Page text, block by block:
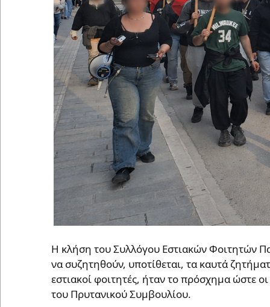
Η κλήση του Συλλόγου Εστιακών Φοιτητών
να συζητηθούν, υποτίθεται, τα καυτά
εστιακοί φοιτητές, ήταν το πρόσχημα ώστε
του Πρυτανικού Συμβουλίου.